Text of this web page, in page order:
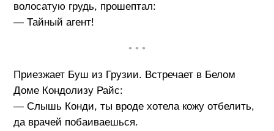
волосатую грудь, прошептал:
— Тайный агент!
• • •
Приезжает Буш из Грузии. Встречает в Белом
Доме Кондолизу Райс:
— Слышь Конди, ты вроде хотела кожу отбелить,
да врачей побаиваешься.